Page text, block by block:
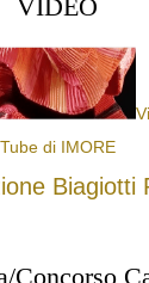
VIDEO
Tube di IMORE
Biagiotti
Concorso